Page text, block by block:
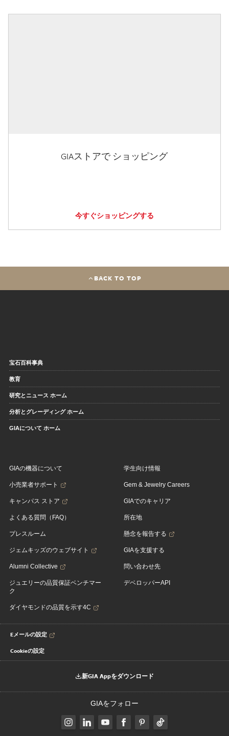
GIAストアで ショッピング
今すぐショッピングする
BACK TO TOP
宝石百科事典
教育
研究とニュース ホーム
分析とグレーディング ホーム
GIAについて ホーム
GIAの機器について
小売業者サポート
キャンパス ストア
よくある質問（FAQ）
プレスルーム
ジェムキッズのウェブサイト
Alumni Collective
ジュエリーの品質保証ベンチマー
ク
ダイヤモンドの品質を示す4C
学生向け情報
Gem & Jewelry Careers
GIAでのキャリア
所在地
懸念を報告する
GIAを支援する
問い合わせ先
デベロッパーAPI
Eメールの設定
Cookieの設定
新GIA Appをダウンロード
GIAをフォロー